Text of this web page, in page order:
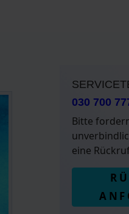
030 700
Bitte
eine